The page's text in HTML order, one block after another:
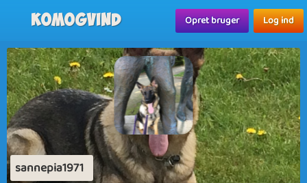
Komogvind Opret bruger Log ind
sannepia1971